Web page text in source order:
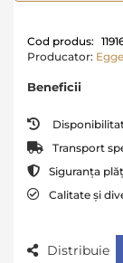
Cod produs:
Producator:
Beneficii
Transport
Siguranța
Calitate și
Distribuie